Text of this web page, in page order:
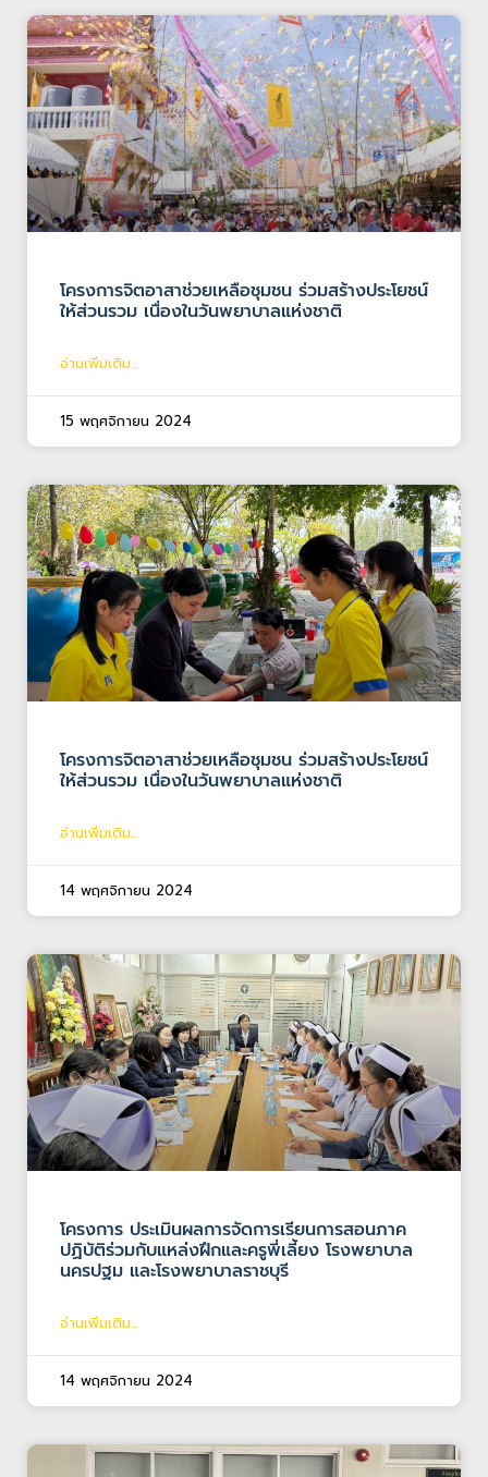
โครงการจิตอาสาช่วยเหลือชุมชน ร่วมสร้างประโยชน์
ให้ส่วนรวม เนื่องในวันพยาบาลแห่งชาติ
อ่านเพิ่มเติม...
15 พฤศจิกายน 2024
โครงการจิตอาสาช่วยเหลือชุมชน ร่วมสร้างประโยชน์
ให้ส่วนรวม เนื่องในวันพยาบาลแห่งชาติ
อ่านเพิ่มเติม...
14 พฤศจิกายน 2024
โครงการ ประเมินผลการจัดการเรียนการสอนภาค
ปฏิบัติร่วมกับแหล่งฝึกและครูพี่เลี้ยง โรงพยาบาล
นครปฐม และโรงพยาบาลราชบุรี
อ่านเพิ่มเติม...
14 พฤศจิกายน 2024